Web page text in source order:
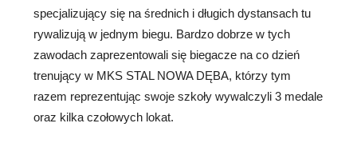
specjalizujący się na średnich i długich dystansach tu
rywalizują w jednym biegu. Bardzo dobrze w tych
zawodach zaprezentowali się biegacze na co dzień
trenujący w MKS STAL NOWA DĘBA, którzy tym
razem reprezentując swoje szkoły wywalczyli 3 medale
oraz kilka czołowych lokat.